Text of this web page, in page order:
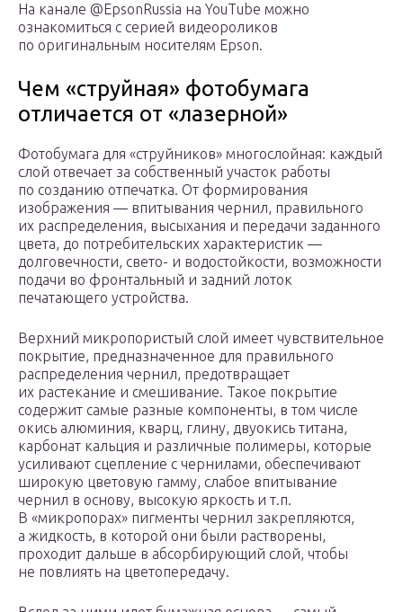
На канале @EpsonRussia на YouTube можно
ознакомиться с серией видеороликов
по оригинальным носителям Epson.
Чем «струйная» фотобумага
отличается от «лазерной»
Фотобумага для «струйников» многослойная: каждый
слой отвечает за собственный участок работы
по созданию отпечатка. От формирования
изображения — впитывания чернил, правильного
их распределения, высыхания и передачи заданного
цвета, до потребительских характеристик —
долговечности, свето- и водостойкости, возможности
подачи во фронтальный и задний лоток
печатающего устройства.
Верхний микропористый слой имеет чувствительное
покрытие, предназначенное для правильного
распределения чернил, предотвращает
их растекание и смешивание. Такое покрытие
содержит самые разные компоненты, в том числе
окись алюминия, кварц, глину, двуокись титана,
карбонат кальция и различные полимеры, которые
усиливают сцепление с чернилами, обеспечивают
широкую цветовую гамму, слабое впитывание
чернил в основу, высокую яркость и т.п.
В «микропорах» пигменты чернил закрепляются,
а жидкость, в которой они были растворены,
проходит дальше в абсорбирующий слой, чтобы
не повлиять на цветопередачу.